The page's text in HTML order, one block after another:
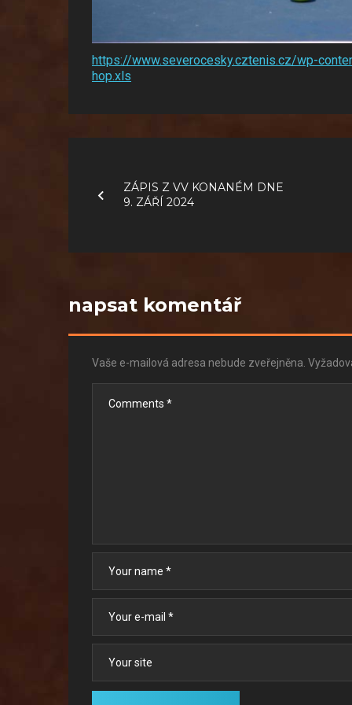
https://www.severocesky.cztenis.cz/wp-
hop.xls
pro
příspěvek
ZÁPIS Z VV KONANÉM DNE
9. ZÁŘÍ 2024
napsat komentář
Vaše e-mailová adresa nebude zveřejněna.